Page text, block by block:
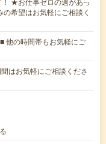
希望はお気軽にご相談く
の時間帯もお気軽にご
はお気軽にご相談くださ